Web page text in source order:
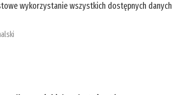
wykorzystanie wszystkich dostępnych danych